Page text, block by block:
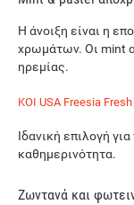
Η άνοιξη είναι η
χρωμάτων. Οι mint
ηρεμίας.
KOI USA Freesia
Ιδανική επιλογή
καθημερινότητα.
Ζωντανά και